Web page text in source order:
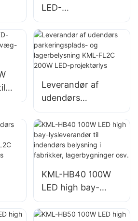
LED-
projektørleverandø
r til udendørs
billboards og store
skiltebelysninger
og
Leverandør af
udendørs
parkeringsplads-
og lagerbelysning
KML-FL2C 200W
LED-projektørlys
KML-HB40 100W
LED high bay-
lysleverandør til
indendørs